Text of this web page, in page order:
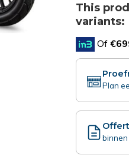
This
variants:
Of
Plan
binnen